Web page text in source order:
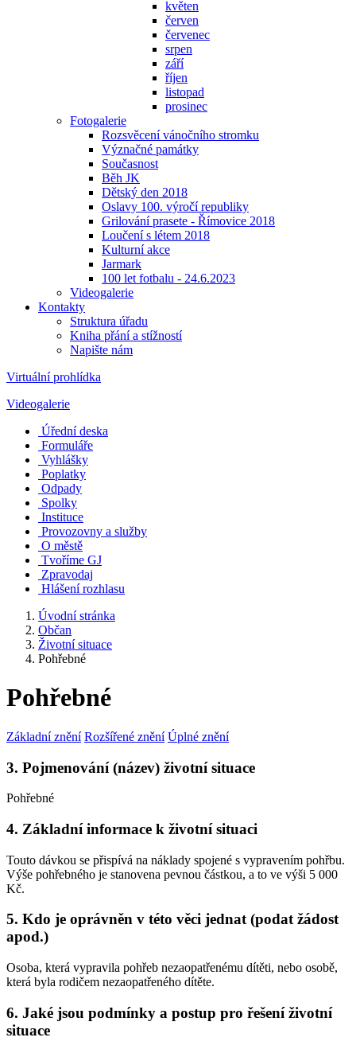
květen
červen
červenec
srpen
září
říjen
listopad
prosinec
Fotogalerie
Rozsvěcení vánočního stromku
Význačné památky
Současnost
Běh JK
Dětský den 2018
Oslavy 100. výročí republiky
Grilování prasete - Římovice 2018
Loučení s létem 2018
Kulturní akce
Jarmark
100 let fotbalu - 24.6.2023
Videogalerie
Kontakty
Struktura úřadu
Kniha přání a stížností
Napište nám
Virtuální prohlídka
Videogalerie
Úřední deska
Formuláře
Vyhlášky
Poplatky
Odpady
Spolky
Instituce
Provozovny a služby
O městě
Tvoříme GJ
Zpravodaj
Hlášení rozhlasu
Úvodní stránka
Občan
Životní situace
Pohřebné
Pohřebné
Základní znění Rozšířené znění Úplné znění
3. Pojmenování (název) životní situace
Pohřebné
4. Základní informace k životní situaci
Touto dávkou se přispívá na náklady spojené s vypravením pohřbu.
Výše pohřebného je stanovena pevnou částkou, a to ve výši 5 000
Kč.
5. Kdo je oprávněn v této věci jednat (podat žádost
apod.)
Osoba, která vypravila pohřeb nezaopatřenému dítěti, nebo osobě,
která byla rodičem nezaopatřeného dítěte.
6. Jaké jsou podmínky a postup pro řešení životní
situace